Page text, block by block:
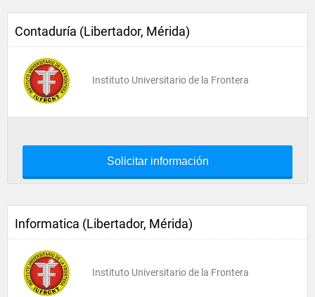
Contaduría (Libertador, Mérida)
Instituto Universitario de la Frontera
Solicitar información
Informatica (Libertador, Mérida)
Instituto Universitario de la Frontera